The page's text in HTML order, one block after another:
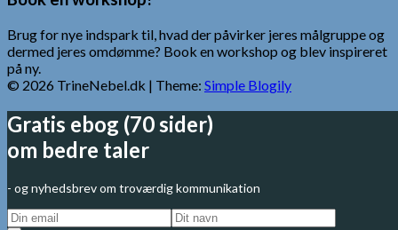
Brug for nye indspark til, hvad der påvirker jeres målgruppe og
dermed jeres omdømme? Book en workshop og blev inspireret
på ny.
© 2026 TrineNebel.dk | Theme: Simple Blogily
Gratis ebog (70 sider)
om bedre taler
- og nyhedsbrev om troværdig kommunikation